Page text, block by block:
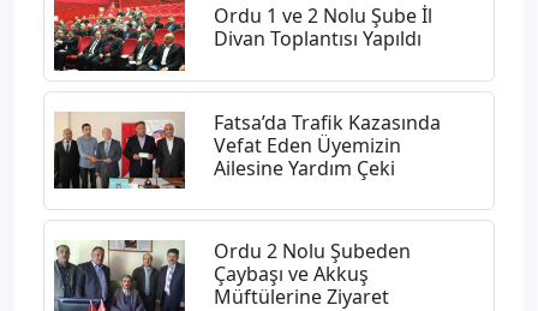
Ordu 1 ve 2 Nolu Şube İl
Divan Toplantısı Yapıldı
Fatsa’da Trafik Kazasında
Vefat Eden Üyemizin
Ailesine Yardım Çeki
Ordu 2 Nolu Şubeden
Çaybaşı ve Akkuş
Müftülerine Ziyaret